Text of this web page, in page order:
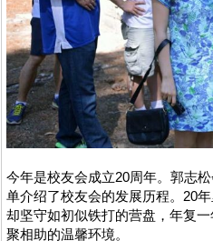
今年是校友会成立20周年。郭志
单介绍了校友会的发展历程。20
却坚守如初似铁打的营盘，年复
聚相助的温馨环境。